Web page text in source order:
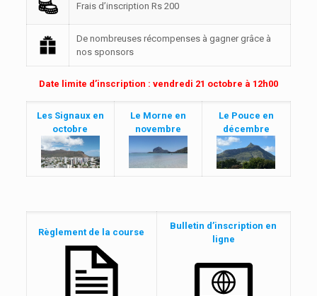
Frais d’inscription Rs 200
De nombreuses récompenses à gagner grâce à
nos sponsors
Date limite d’inscription : vendredi 21 octobre à 12h00
Les Signaux en
octobre
Le Morne en
novembre
Le Pouce en
décembre
Règlement de la course
Bulletin d’inscription en
ligne